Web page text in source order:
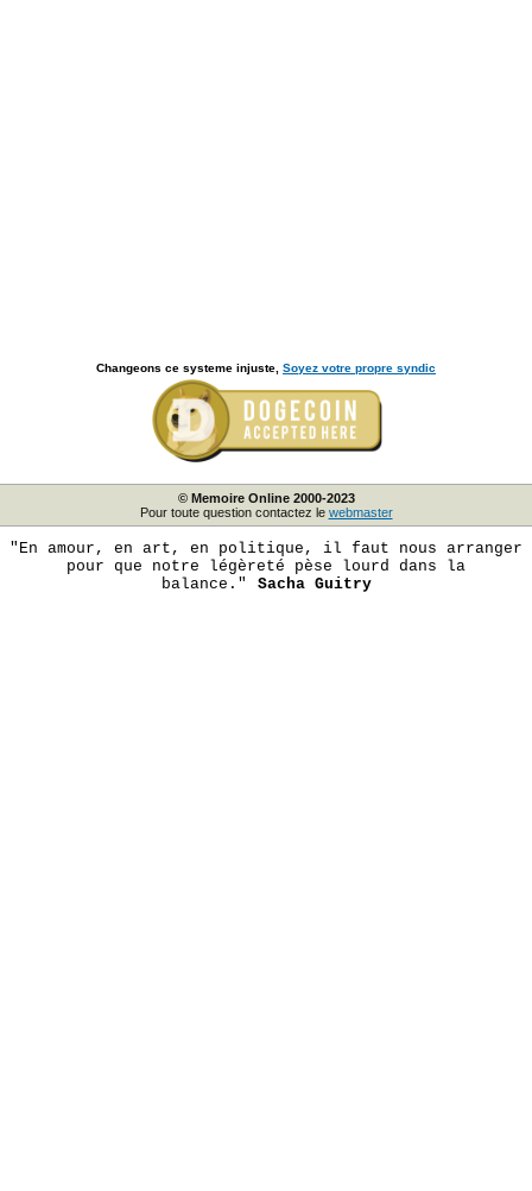
Changeons ce systeme injuste, Soyez votre propre syndic
© Memoire Online 2000-2023
Pour toute question contactez le webmaster
"En amour, en art, en politique, il faut nous arranger
pour que notre légèreté pèse lourd dans la
balance."
Sacha Guitry